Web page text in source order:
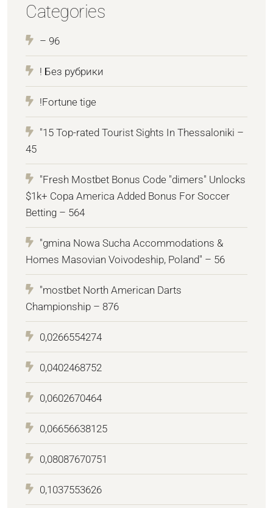
Categories
– 96
! Без рубрики
!Fortune tige
"15 Top-rated Tourist Sights In Thessaloniki –
45
"Fresh Mostbet Bonus Code "dimers" Unlocks
$1k+ Copa America Added Bonus For Soccer
Betting – 564
"gmina Nowa Sucha Accommodations &
Homes Masovian Voivodeship, Poland" – 56
"mostbet North American Darts
Championship – 876
0,0266554274
0,0402468752
0,0602670464
0,06656638125
0,08087670751
0,1037553626